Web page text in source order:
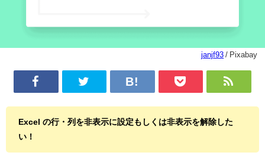
janjf93 / Pixabay
Excel の行・列を非表示に設定もしくは非表示を解除した
い！